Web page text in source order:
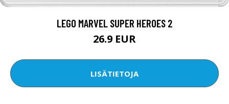
LEGO MARVEL SUPER HEROES 2
26.9 EUR
LISÄTIETOJA